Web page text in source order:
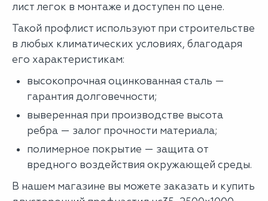
лист легок в монтаже и доступен по цене.
Такой профлист используют при строительстве
в любых климатических условиях, благодаря
его характеристикам:
высокопрочная оцинкованная сталь —
гарантия долговечности;
выверенная при производстве высота
ребра — залог прочности материала;
полимерное покрытие — защита от
вредного воздействия окружающей среды.
В нашем магазине вы можете заказать и купить